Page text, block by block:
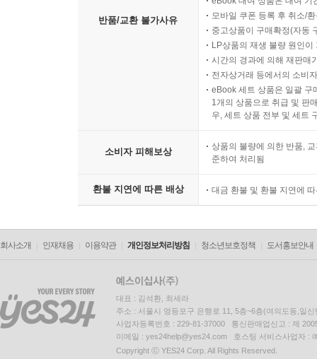
반품/교환 불가사유
모바일 쿠폰 등록 후 취소/
중고상품이 구매확정(자동
LP상품의 재생 불량 원인
시간의 경과에 의해 재판매
전자상거래 등에서의 소비
eBook 세트 상품은 일괄 구
1개의 상품으로 취급 및 판
우, 세트 상품 전부 및 세트
소비자 피해보상
상품의 불량에 의한 반품,
준하여 처리됨
환불 지연에 따른 배상 대금 환불 및 환불 지연에
회사소개 인재채용 이용약관 개인정보처리방침 청소년보호정책 도서홍보안내
대표 : 김석환, 최세라
주소 : 서울시 영등포구 은행로 11, 5층~6층(여의도동,일신
사업자등록번호 : 229-81-37000 통신판매업신고 : 제
이메일 : yes24help@yes24.com 호스팅 서비스사업자 :
Copyright ⓒ YES24 Corp. All Rights Reserved.